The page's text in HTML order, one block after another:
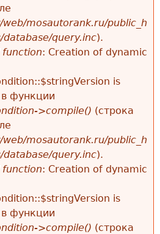
mosautorank.ru/public_h
database/query.inc).
: Creation of dynamic
is
функции
>compile() (строка
mosautorank.ru/public_h
database/query.inc).
: Creation of dynamic
is
функции
>compile() (строка